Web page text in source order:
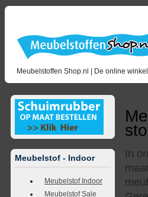
Meubelstoffen Shop.nl | De online
Meubelstof - Indoor
Meubelstof Indoor
Meubelstof Sale
In